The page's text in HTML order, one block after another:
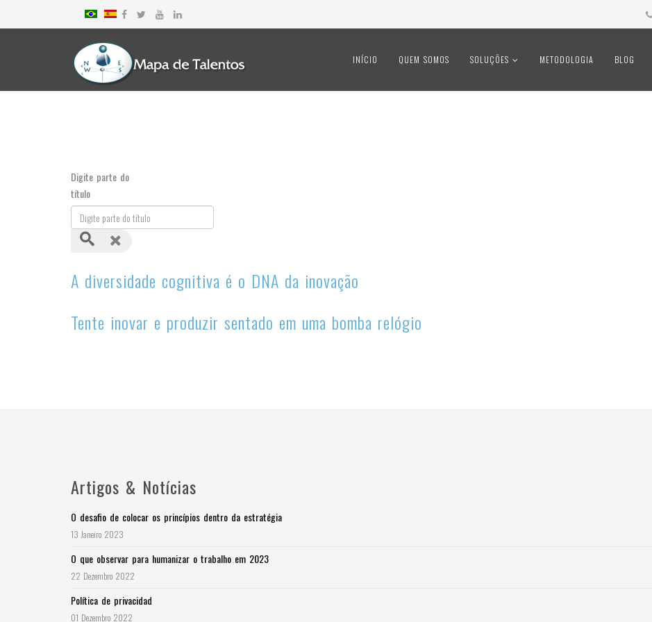
INÍCIO QUEM SOMOS SOLUÇÕES METODOLOGIA BLOG
Digite parte do
título
A diversidade cognitiva é o DNA da inovação
Tente inovar e produzir sentado em uma bomba relógio
Artigos & Notícias
O desafio de colocar os princípios dentro da estratégia
13 Janeiro 2023
O que observar para humanizar o trabalho em 2023
22 Dezembro 2022
Política de privacidad
01 Dezembro 2022